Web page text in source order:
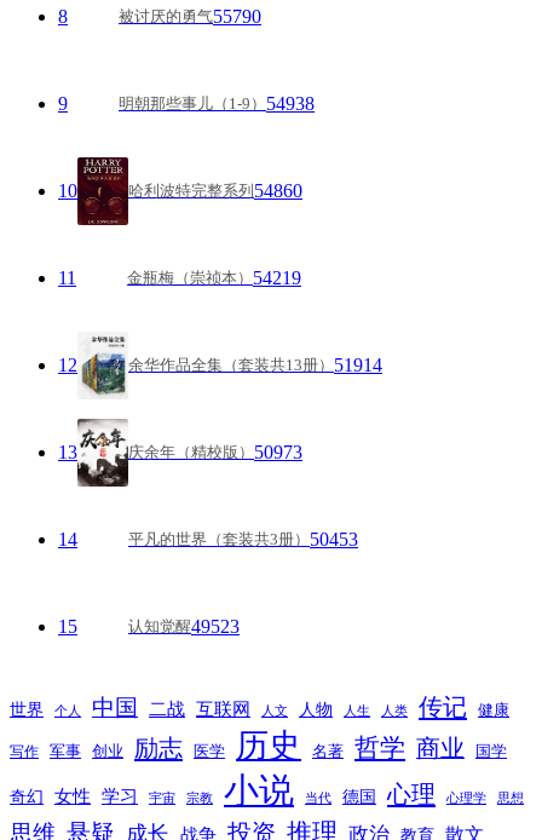
8 被讨厌的勇气55790
9 明朝那些事儿（1-9） 54938
10 哈利波特完整系列 54860
11 金瓶梅（崇祯本） 54219
12 余华作品全集（套装共13册） 51914
13 庆余年（精校版） 50973
14 平凡的世界（套装共3册） 50453
15 认知觉醒49523
世界 个人 中国 二战 互联网 人文 人物 人生 人类 传记 健康
写作 军事 创业 励志 医学 历史 名著 哲学 商业 国学
奇幻 女性 学习 宇宙 宗教 小说 当代 德国 心理 心理学 思想
思维 悬疑 成长 战争 投资 推理 政治 教育 散文